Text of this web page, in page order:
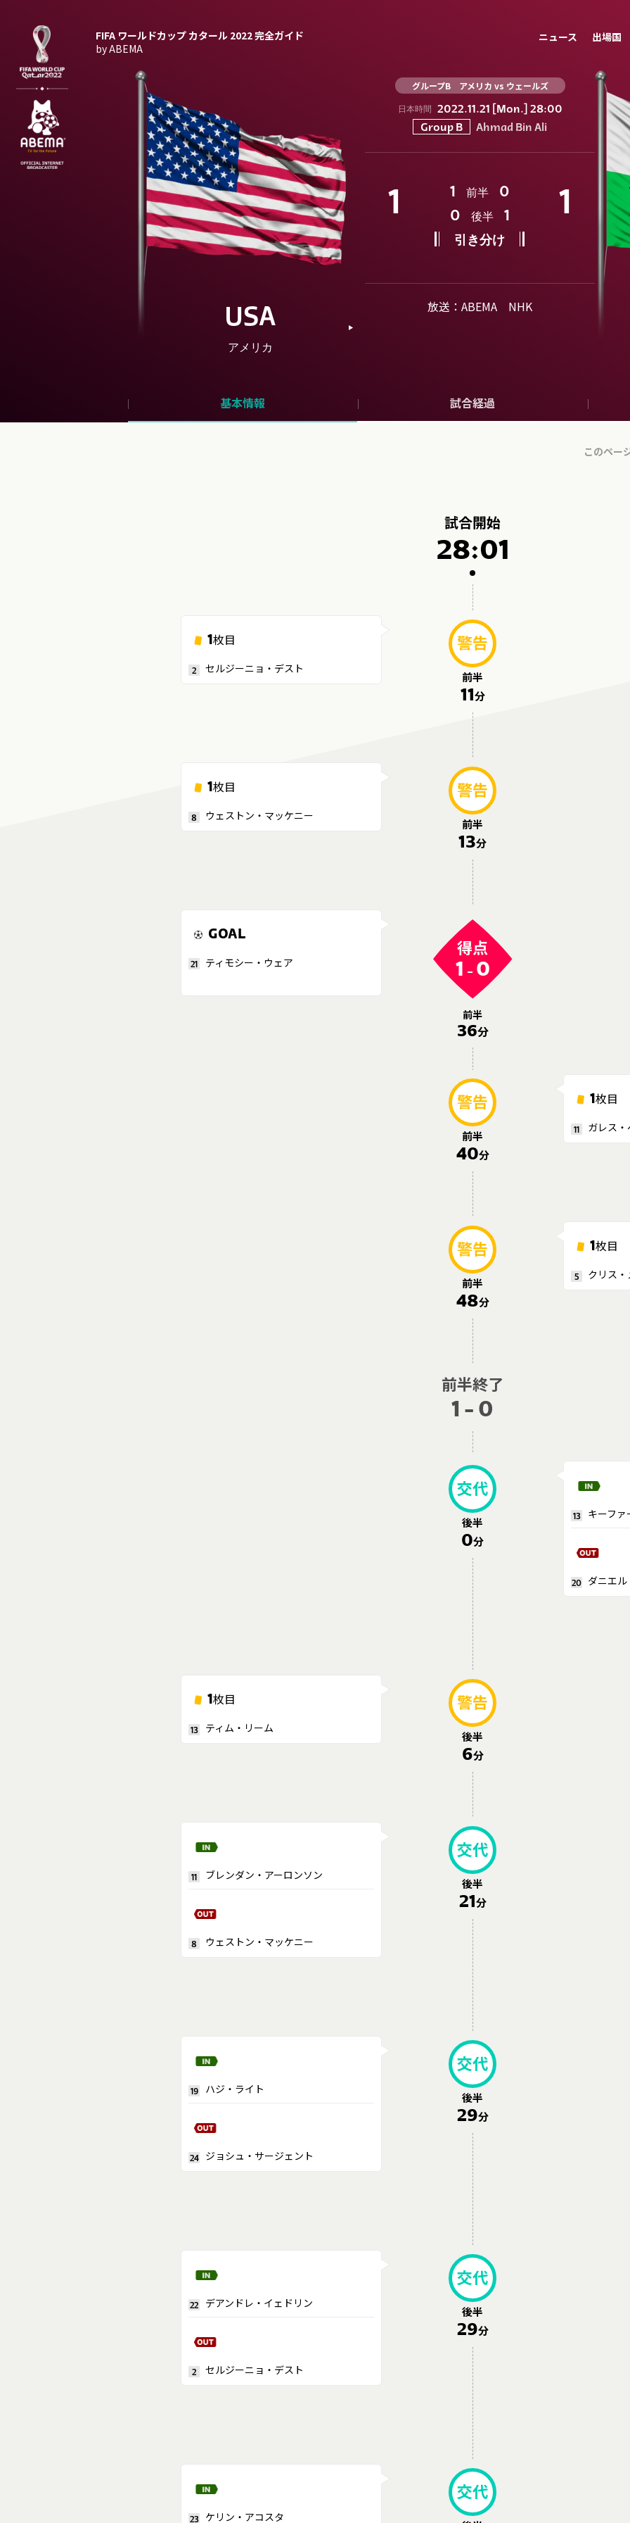
FIFA ワールドカップ カタール 2022完全ガイド
by ABEMA
ニュース 出場国
USA
アメリカ
グループB アメリカ vs ウェールズ
日本時間
2022.11.21 [Mon.] 28:00
Group B
Ahmad Bin Ali
1 1 前半
0
0
後半 1
引き分け
1
放送：ABEMA NHK
基本情報 試合経過
試合開始
28:01
1枚目
2 セルジーニョ・デスト
警告
前半
11分
1枚目
8 ウェストン・マッケニー
警告
前半
13分
GOAL
21 ティモシー・ウェア
得点
1 - 0
前半
36分
警告
前半
40分
1枚目
11 ガレス・
警告
前半
48分
1枚目
5 クリス
前半終了
1 - 0
交代
後半
0分
13 キーファ
20 ダニエ
1枚目
13 ティム・リーム
警告
後半
6分
11 ブレンダン・アーロンソン
8 ウェストン・マッケニー
交代
後半
21分
19 ハジ・ライト
24 ジョシュ・サージェント
交代
後半
29分
22 デアンドレ・イェドリン
2 セルジーニョ・デスト
交代
後半
29分
23 ケリン・アコスタ
交代